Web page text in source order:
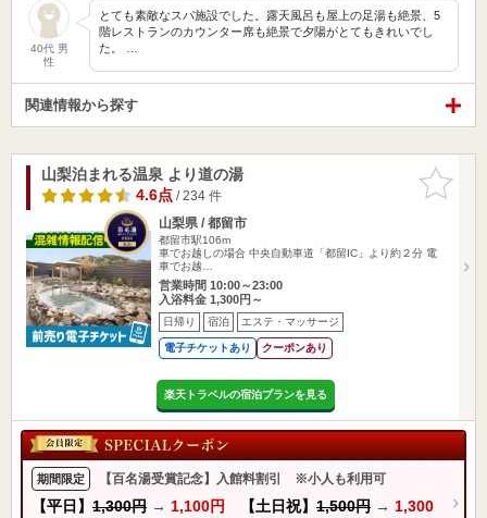
40代 男
性
とても素敵なスパ施設でした。露天風呂も屋上の足湯も絶景、5
階レストランのカウンター席も絶景で夕陽がとてもきれいでし
た。 …
関連情報から探す
お気に入
りに追加
山梨泊まれる温泉 より道の湯
4.6点 / 234 件
山梨県 / 都留市
都留市駅106m
車でお越しの場合 中央自動車道「都留IC」より約２分 電
車でお越…
営業時間 10:00～23:00
入浴料金 1,300円～
日帰り 宿泊 エステ・マッサージ
電子チケットあり クーポンあり
楽天トラベルの宿泊プランを見る
期間限定 【百名湯受賞記念】入館料割引 ※小人も利用可
【平日】 1,300円 → 1,100円 【土日祝】 1,500円 → 1,300